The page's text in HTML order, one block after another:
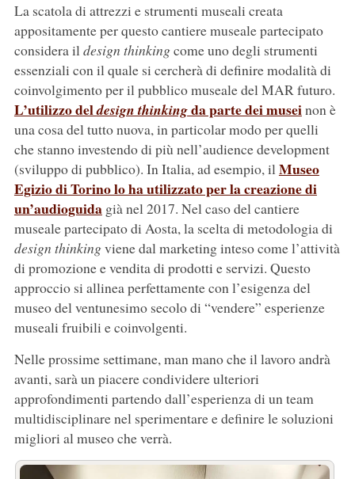
La scatola di attrezzi e strumenti museali creata
appositamente per questo cantiere museale partecipato
considera ildesign thinkingcome uno degli strumenti
essenziali con il quale si cercherà di definire modalità di
coinvolgimento per il pubblico museale del MAR futuro.
L’utilizzo deldesign thinkingda parte dei museinon è
una cosa del tutto nuova, in particolar modo per quelli
che stanno investendo di più nell’audience development
(sviluppo di pubblico). In Italia, ad esempio, ilMuseo
Egizio di Torino lo ha utilizzato per la creazione di
un’audioguidagià nel 2017. Nel caso del cantiere
museale partecipato di Aosta, la scelta di metodologia di
design thinkingviene dal marketing inteso come l’attività
di promozione e vendita di prodotti e servizi. Questo
approccio si allinea perfettamente con l’esigenza del
museo del ventunesimo secolo di “vendere” esperienze
museali fruibili e coinvolgenti.
Nelle prossime settimane, man mano che il lavoro andrà
avanti, sarà un piacere condividere ulteriori
approfondimenti partendo dall’esperienza di un team
multidisciplinare nel sperimentare e definire le soluzioni
migliori al museo che verrà.